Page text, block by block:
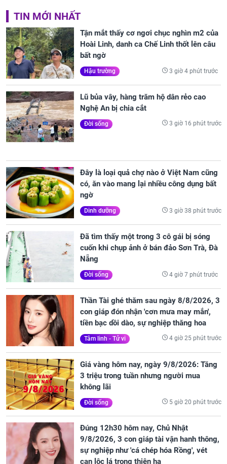
TIN MỚI NHẤT
Tận mắt thấy cơ ngơi chục nghìn m2 của
Hoài Linh, danh ca Chế Linh thốt lên câu
bất ngờ
Hậu trường 3 giờ 4 phút trước
Lũ bủa vây, hàng trăm hộ dân rẻo cao
Nghệ An bị chia cắt
Đời sống 3 giờ 16 phút trước
Đây là loại quả chợ nào ở Việt Nam cũng
có, ăn vào mang lại nhiều công dụng bất
ngờ
Dinh dưỡng 3 giờ 38 phút trước
Đã tìm thấy một trong 3 cô gái bị sóng
cuốn khi chụp ảnh ở bán đảo Sơn Trà, Đà
Nẵng
Đời sống 4 giờ 7 phút trước
Thần Tài ghé thăm sau ngày 8/8/2026, 3
con giáp đón nhận 'cơn mưa may mắn',
tiền bạc dồi dào, sự nghiệp thăng hoa
Tâm linh - Tử vi 4 giờ 25 phút trước
Giá vàng hôm nay, ngày 9/8/2026: Tăng
3 triệu trong tuần nhưng người mua
không lãi
Đời sống 5 giờ 20 phút trước
Đúng 12h30 hôm nay, Chủ Nhật
9/8/2026, 3 con giáp tài vận hanh thông,
sự nghiệp như 'cá chép hóa Rồng', vét
cạn lộc lá trong thiên hạ